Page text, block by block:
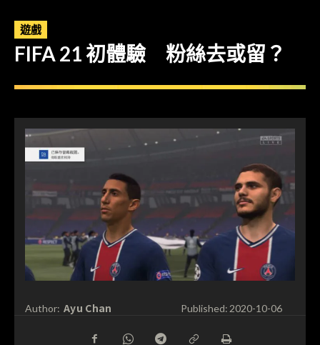
遊戲
FIFA 21 初體驗 粉絲去或留？
Author: Ayu Chan Published: 2020-10-06